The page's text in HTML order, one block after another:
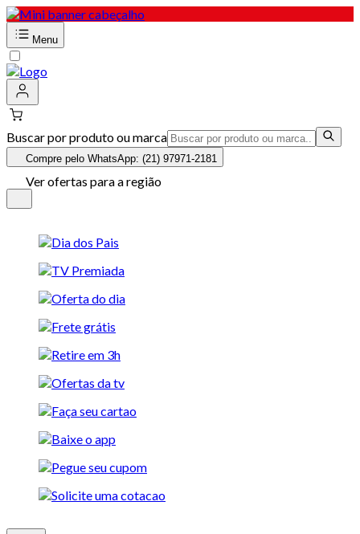
Menu
Buscar por produto ou marca
Compre pelo WhatsApp: (21) 97971-2181
Ver ofertas para a região